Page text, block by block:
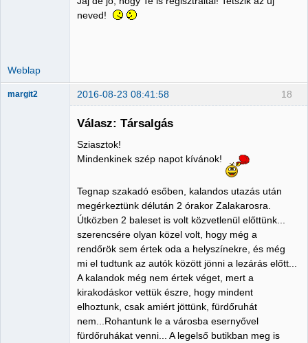
neved!
Weblap
18
margit2 2016-08-23 08:41:58
Válasz: Társalgás
Sziasztok!
Mindenkinek szép napot kívánok!
Tegnap szakadó esőben, kalandos utazás után
megérkeztünk délután 2 órakor Zalakarosra.
Útközben 2 baleset is volt közvetlenül előttünk...
szerencsére olyan közel volt, hogy még a
rendőrök sem értek oda a helyszínekre, és még
mi el tudtunk az autók között jönni a lezárás előtt...
A kalandok még nem értek véget, mert a
kirakodáskor vettük észre, hogy mindent
elhoztunk, csak amiért jöttünk, fürdőruhát
nem...Rohantunk le a városba esernyővel
fürdőruhákat venni... A legelső butikban meg is